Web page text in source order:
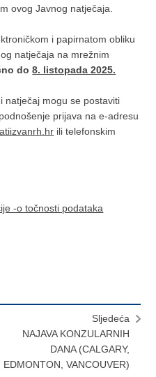
ovog Javnog natječaja.
i papirnatom obliku
natječaja na mrežnim
do8. listopada 2025.
natječaj mogu se postaviti
prijava na e-adresu
ili telefonskim
-o točnosti podataka
Sljedeća
NAJAVA KONZULARNIH
DANA (CALGARY,
EDMONTON, VANCOUVER)